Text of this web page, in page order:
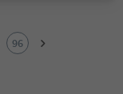
96